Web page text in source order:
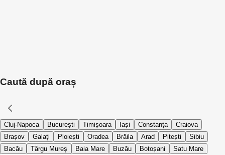
Caută după oraș
Cluj-Napoca București Timișoara Iași Constanța
Craiova
Brașov
Galați Ploiești Oradea Brăila Arad Pitești
Sibiu
Bacău
Târgu Mureș Baia Mare Buzău Botoșani
Satu Mare